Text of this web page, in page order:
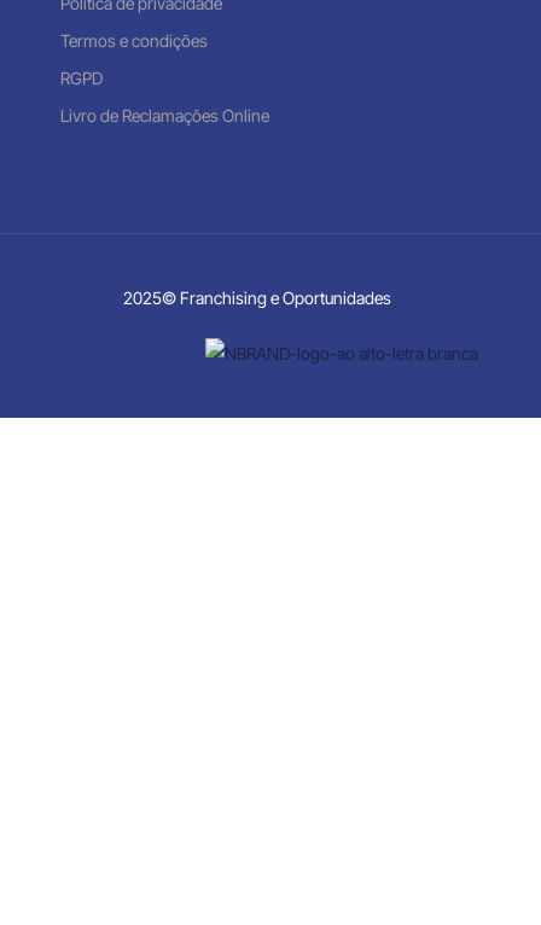
Termos e condições
RGPD
Livro de Reclamações Online
2025© Franchising e Oportunidades